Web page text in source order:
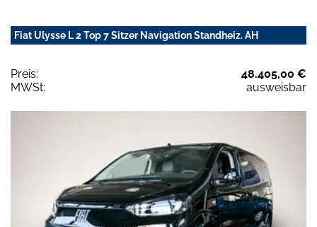
Fiat Ulysse L 2 Top 7 Sitzer Navigation Standheiz. AH
Preis:
48.405,00 €
MWSt:
ausweisbar